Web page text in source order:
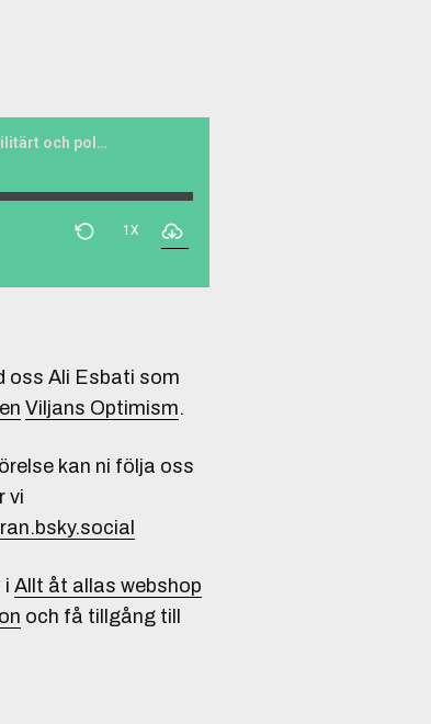
Eld och rörelse #186: Iran – militärt och politiskt. Gäst: Ali Esbati
1X
oss Ali Esbati som
Viljans Optimism.
kan ni följa oss
vi
i Allt åt allas webshop
och få tillgång till